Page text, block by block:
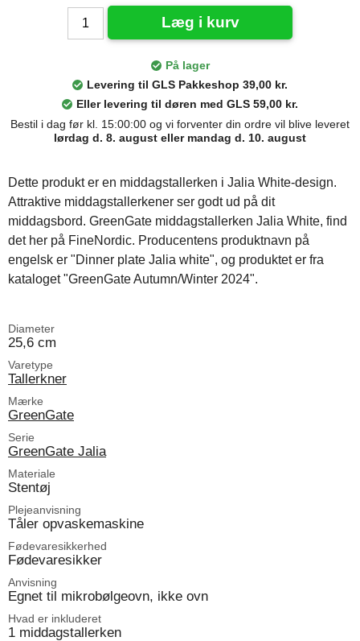
Læg i kurv
På lager
Levering til GLS Pakkeshop 39,00 kr.
Eller levering til døren med GLS 59,00 kr.
Bestil i dag før kl. 15:00:00 og vi forventer din ordre vil blive leveret
lørdag d. 8. august eller mandag d. 10. august
Dette produkt er en middagstallerken i Jalia White-design.
Attraktive middagstallerkener ser godt ud på dit
middagsbord. GreenGate middagstallerken Jalia White, find
det her på FineNordic. Producentens produktnavn på
engelsk er "Dinner plate Jalia white", og produktet er fra
kataloget "GreenGate Autumn/Winter 2024".
Diameter
25,6 cm
Varetype
Tallerkner
Mærke
GreenGate
Serie
GreenGate Jalia
Materiale
Stentøj
Plejeanvisning
Tåler opvaskemaskine
Fødevaresikkerhed
Fødevaresikker
Anvisning
Egnet til mikrobølgeovn, ikke ovn
Hvad er inkluderet
1 middagstallerken